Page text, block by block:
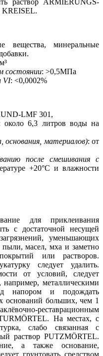
KREISEL.
вещества, минеральные
состоянии: >0,5МПа
VI: <0,0002%
LMF 301,
около 6,3 литров воды на
основания, материалов): от
после смешивания с
+20°С и влажности
для приклеивания
с достаточной несущей
уменьшающих
масел, мха и заметно
или растворов.
следует удалить.
от условий, следует
например, металлическими
напором и подождать
оснований больших, чем 1
реставрационным
На местах, с
слабо связанная с
раствор PUTZMÖRTEL.
а также основание,
грунтовать средством